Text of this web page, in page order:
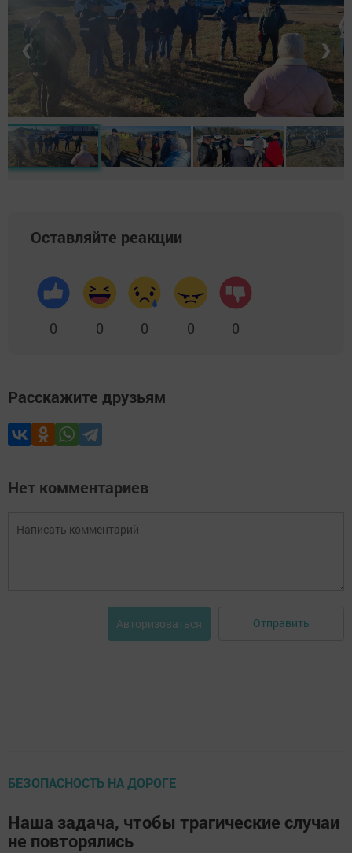
❮ ❯
Оставляйте реакции
0 0 0 0 0
Расскажите друзьям
Нет комментариев
Авторизоваться Отправить
БЕЗОПАСНОСТЬ НА ДОРОГЕ
Наша задача, чтобы трагические случаи
не повторялись